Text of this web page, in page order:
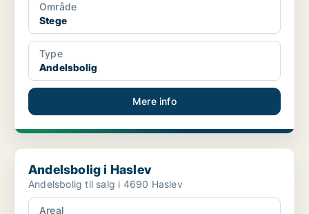
Område
Stege
Type
Andelsbolig
Mere info
Andelsbolig i Haslev
Andelsbolig i Haslev
Andelsbolig til salg i 4690 Haslev
Areal